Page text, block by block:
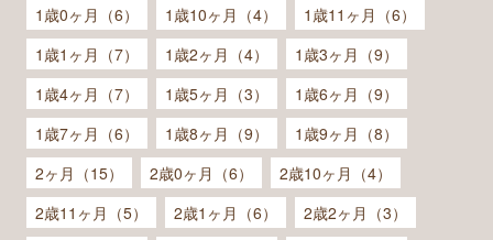
1歳0ヶ月（6） 1歳10ヶ月（4）
1歳11ヶ月（6）
1歳1ヶ月（7）
1歳2ヶ月（4）
1歳3ヶ月（9）
1歳4ヶ月（7）
1歳5ヶ月（3）
1歳6ヶ月（9）
1歳7ヶ月（6）
1歳8ヶ月（9）
1歳9ヶ月（8）
2ヶ月（15）
2歳0ヶ月（6）
2歳10ヶ月（4）
2歳11ヶ月（5）
2歳1ヶ月（6）
2歳2ヶ月（3）